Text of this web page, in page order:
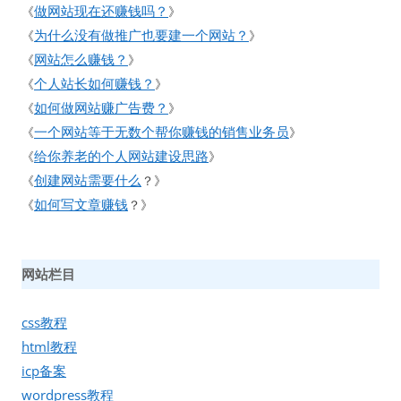
《做网站现在还赚钱吗？ 》
《为什么没有做推广也要建一个网站？ 》
《网站怎么赚钱？ 》
《个人站长如何赚钱？ 》
《如何做网站赚广告费？ 》
《一个网站等于无数个帮你赚钱的销售业务员》
《给你养老的个人网站建设思路》
《创建网站需要什么 ？》
《如何写文章赚钱 ？》
网站栏目
css教程
html教程
icp备案
wordpress教程